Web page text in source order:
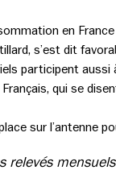
en
s’est dit
participent
qui se
sur l’antenne